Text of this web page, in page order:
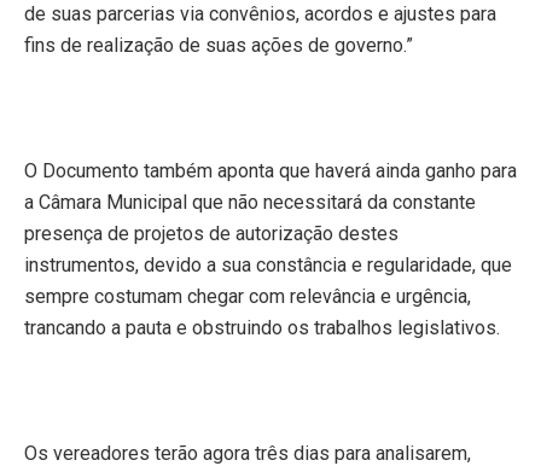
de suas parcerias via convênios, acordos e ajustes para
fins de realização de suas ações de governo.”
O Documento também aponta que haverá ainda ganho para
a Câmara Municipal que não necessitará da constante
presença de projetos de autorização destes
instrumentos, devido a sua constância e regularidade, que
sempre costumam chegar com relevância e urgência,
trancando a pauta e obstruindo os trabalhos legislativos.
Os vereadores terão agora três dias para analisarem,